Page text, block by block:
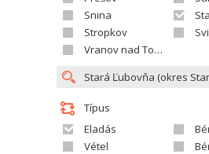
Snina
Stropkov
Vranov nad Topľou
Típus
Eladás
Vétel